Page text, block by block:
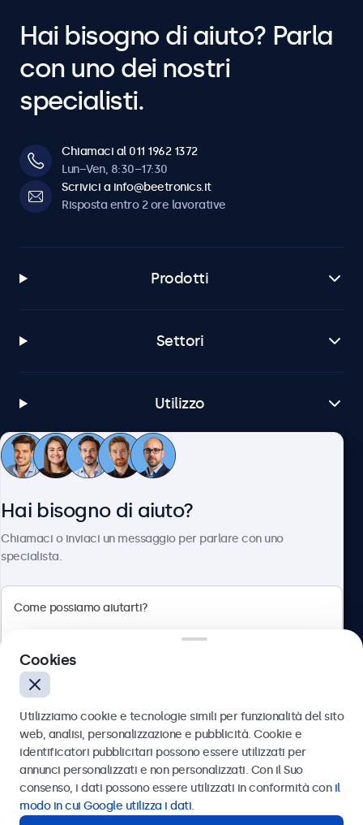
Hai bisogno di aiuto? Parla
con uno dei nostri
specialisti.
Chiamaci al 011 1962 1372
Lun–Ven, 8:30–17:30
Scrivici a info@beetronics.it
Risposta entro 2 ore lavorative
Prodotti
Settori
Utilizzo
Servizio Clienti
Italiano
Hai bisogno di aiuto?
Chiamaci o inviaci un messaggio per parlare con uno
specialista.
Inviare
Oppure chiamaci al
Cookies
Utilizziamo cookie e tecnologie simili per funzionalità del sito
web, analisi, personalizzazione e pubblicità. Cookie e
identificatori pubblicitari possono essere utilizzati per
annunci personalizzati e non personalizzati. Con il Suo
consenso, i dati possono essere utilizzati in conformità con il
modo in cui Google utilizza i dati.